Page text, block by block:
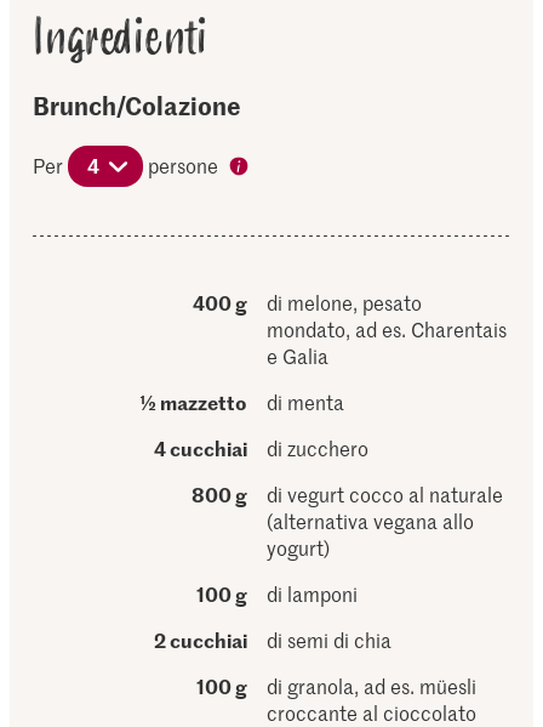
Ingredienti
Brunch/Colazione
Per 4 persone
400 g
di melone, pesato
mondato, ad es. Charentais
e Galia
½ mazzetto
di menta
4 cucchiai
di zucchero
800 g
di vegurt cocco al naturale
(alternativa vegana allo
yogurt)
100 g
di lamponi
2 cucchiai
di semi di chia
100 g
di granola, ad es. müesli
croccante al cioccolato